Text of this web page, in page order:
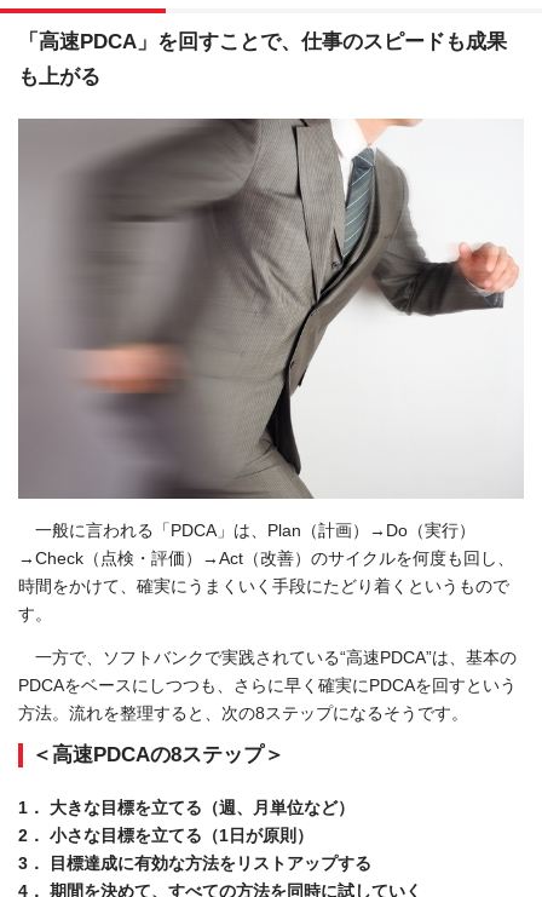
「高速PDCA」を回すことで、仕事のスピードも成果
も上がる
一般に言われる「PDCA」は、Plan（計画）→Do（実行）
→Check（点検・評価）→Act（改善）のサイクルを何度も回し、
時間をかけて、確実にうまくいく手段にたどり着くというもので
す。
一方で、ソフトバンクで実践されている“高速PDCA”は、基本の
PDCAをベースにしつつも、さらに早く確実にPDCAを回すという
方法。流れを整理すると、次の8ステップになるそうです。
＜高速PDCAの8ステップ＞
1． 大きな目標を立てる（週、月単位など）
2． 小さな目標を立てる（1日が原則）
3． 目標達成に有効な方法をリストアップする
4． 期間を決めて、すべての方法を同時に試していく